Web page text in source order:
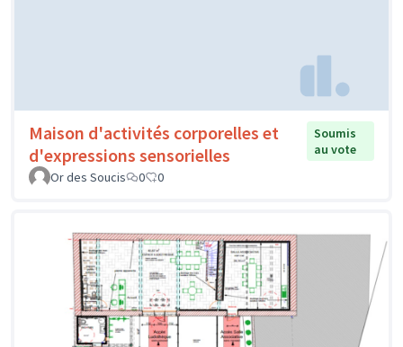
Maison d'activités corporelles et
d'expressions sensorielles
Soumis
au vote
Or des Soucis
0 0